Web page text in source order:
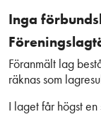
Inga
Föranmält lag
räknas som
I laget får högst